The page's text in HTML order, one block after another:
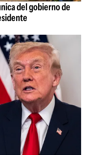
del gobierno de